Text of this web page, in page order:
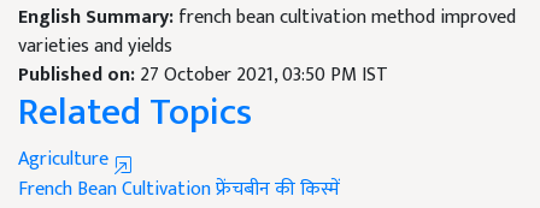
English Summary:french bean cultivation method improved
varieties and yields
Published on:27 October 2021, 03:50 PM IST
Related Topics
Agriculture
French Bean Cultivationफ्रेंचबीन की किस्में